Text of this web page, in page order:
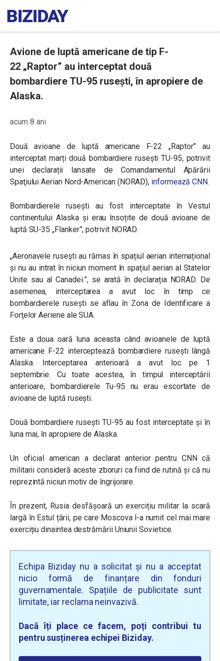
Avione de luptă americane de tip F-
22 „Raptor” au interceptat două
bombardiere TU-95 rusești, în apropiere de
Alaska.
acum 8 ani
Două avioane de luptă americane F-22 „Raptor” au
interceptat marți două bombardiere rusești TU-95, potrivit
unei declarații lansate de Comandamentul Apărării
Spaţiului Aerian Nord-American (NORAD), informează CNN.
Bombardierele rusești au fost interceptate în Vestul
continentului Alaska și erau însoțite de două avioane de
luptă SU-35„Flanker”, potrivit NORAD.
„Aeronavele rusești au rămas în spațiul aerian internațional
și nu au intrat în niciun moment în spațiul aerian al Statelor
Unite sau al Canadei.”, se arată în declarația NORAD. De
asemenea, interceptarea a avut loc în timp ce
bombardierele rusești se aflau în Zona de Identificare a
Forţelor Aeriene ale SUA.
Este a doua oară luna aceasta când avioanele de luptă
americane F-22 interceptează bombardiere rusești lângă
Alaska. Interceptarea anterioară a avut loc pe 1
septembrie. Cu toate acestea, în timpul interceptării
anterioare, bombardierele Tu-95 nu erau escortate de
avioane de luptă rusești.
Două bombardiere rusești TU-95 au fost interceptate și în
luna mai, în apropiere de Alaska.
Un oficial american a declarat anterior pentru CNN că
militarii consideră aceste zboruri ca fiind de rutină și că nu
reprezintă niciun motiv de îngrijorare.
În prezent, Rusia desfășoară un exercițiu militar la scară
largă în Estul țării, pe care Moscova l-a numit cel mai mare
exercițiu dinaintea destrămării Uniunii Sovietice.
Echipa Biziday nu a solicitat și nu a acceptat
nicio formă de finanțare din fonduri
guvernamentale. Spațiile de publicitate sunt
limitate, iar reclama neinvazivă.
Dacă îți place ce facem, poți contribui tu
pentru susținerea echipei Biziday.